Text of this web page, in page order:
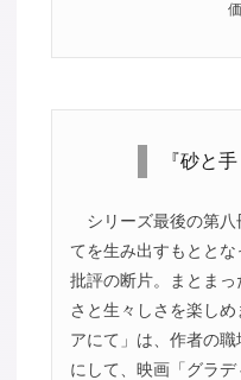
『砂と
シリーズ最後の第
てを生み出すもとと
批評の断片。まとま
さと生々しさを楽し
アにて」は、作者の
にして、映画「グラ